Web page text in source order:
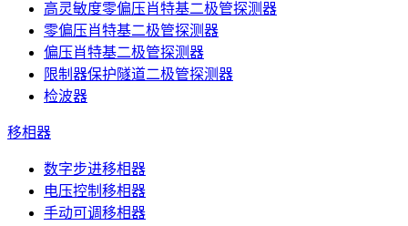
高灵敏度零偏压肖特基二极管探测器
零偏压肖特基二极管探测器
偏压肖特基二极管探测器
限制器保护隧道二极管探测器
检波器
移相器
数字步进移相器
电压控制移相器
手动可调移相器